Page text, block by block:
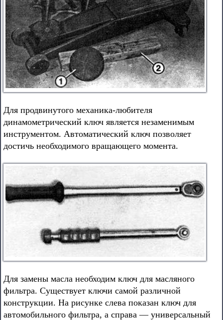
Для продвинутого механика-любителя
динамометрический ключ является незаменимым
инструментом. Автоматический ключ позволяет
достичь необходимого вращающего момента.
Для замены масла необходим ключ для масляного
фильтра. Существует ключи самой различной
конструкции. На рисунке слева показан ключ для
автомобильного фильтра, а справа — универсальный